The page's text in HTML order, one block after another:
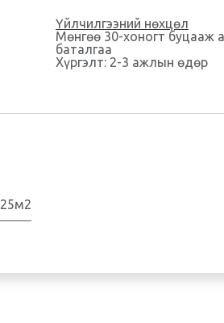
Үйлчилгээний нөхцөл
Мөнгөө 30-хоногт буцааж
баталгаа
Хүргэлт: 2-3 ажлын өдөр
25м2